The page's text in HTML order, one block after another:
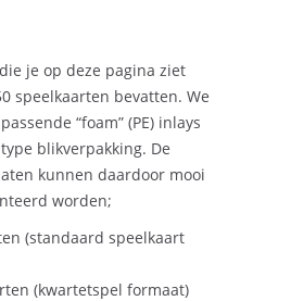
je op deze pagina ziet
speelkaarten bevatten. We
“foam” (PE) inlays
blikverpakking. De
kunnen daardoor mooi
worden;
(standaard speelkaart
(kwartetspel formaat)